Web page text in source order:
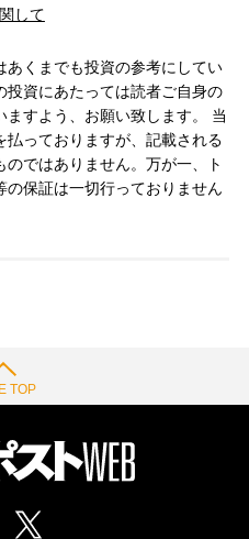
して
あくまでも投資の参考にしてい
投資にあたっては読者ご自身の
すよう、お願い致します。 当
っておりますが、記載される
ではありません。万が一、ト
保証は一切行っておりません
TOP